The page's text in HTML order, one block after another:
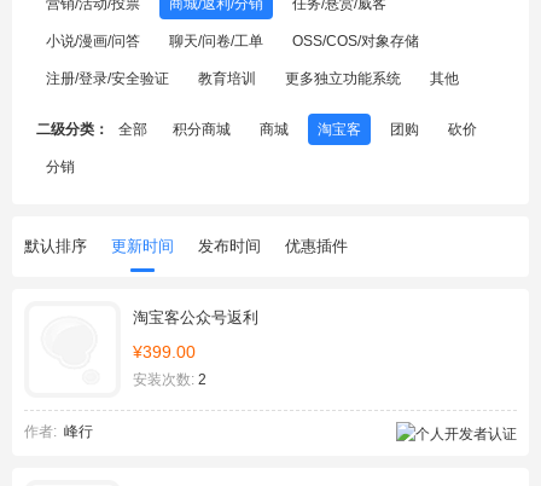
营销/活动/投票 商城/返利/分销 任务/悬赏/威客
小说/漫画/问答 聊天/问卷/工单 OSS/COS/对象存储
注册/登录/安全验证 教育培训 更多独立功能系统 其他
二级分类： 全部 积分商城 商城 淘宝客 团购 砍价
分销
默认排序 更新时间 发布时间 优惠插件
淘宝客公众号返利
¥399.00
安装次数: 2
作者: 峰行